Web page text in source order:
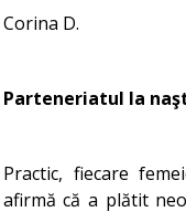
Corina D.
Parteneriatul la
Practic, fiecare
afirmă că a plătit